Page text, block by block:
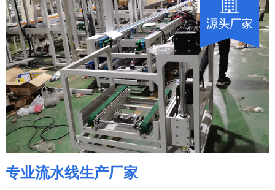
源头厂家
专业流水线生产厂家